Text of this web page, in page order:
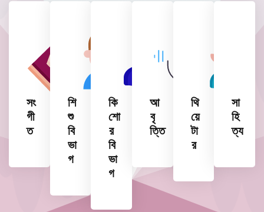
সং
গী
ত
শি
শু
বি
ভা
গ
কি
শো
র
বি
ভা
গ
আ
বৃ
ত্তি
থি
য়ে
টা
র
সা
হি
ত্য